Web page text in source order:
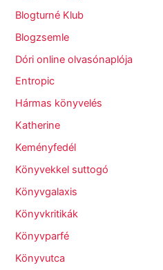
Blogturné Klub
Blogzsemle
Dóri online olvasónaplója
Entropic
Hármas könyvelés
Katherine
Keményfedél
Könyvekkel suttogó
Könyvgalaxis
Könyvkritikák
Könyvparfé
Könyvutca